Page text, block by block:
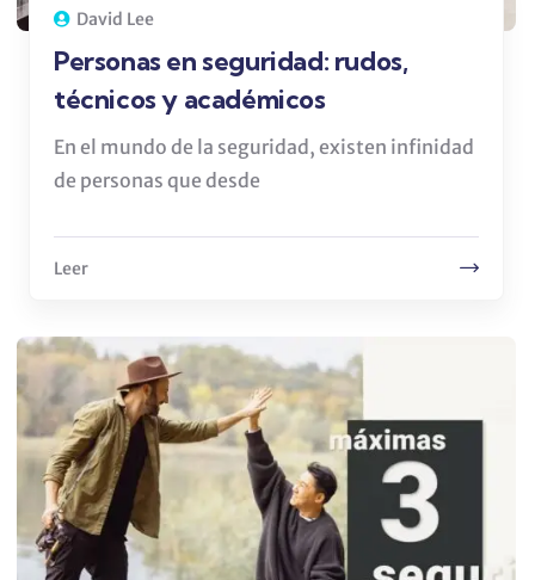
David Lee
Personas en seguridad: rudos,
técnicos y académicos
En el mundo de la seguridad, existen infinidad
de personas que desde
Leer